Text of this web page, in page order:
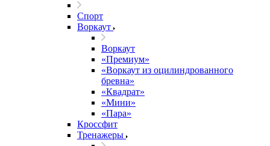
Спорт
Воркаут
Воркаут
«Премиум»
«Воркаут из оцилиндрованного
бревна»
«Квадрат»
«Мини»
«Пара»
Кроссфит
Тренажеры